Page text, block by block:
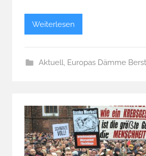
Weiterlesen
Aktuell, Europas Dämme